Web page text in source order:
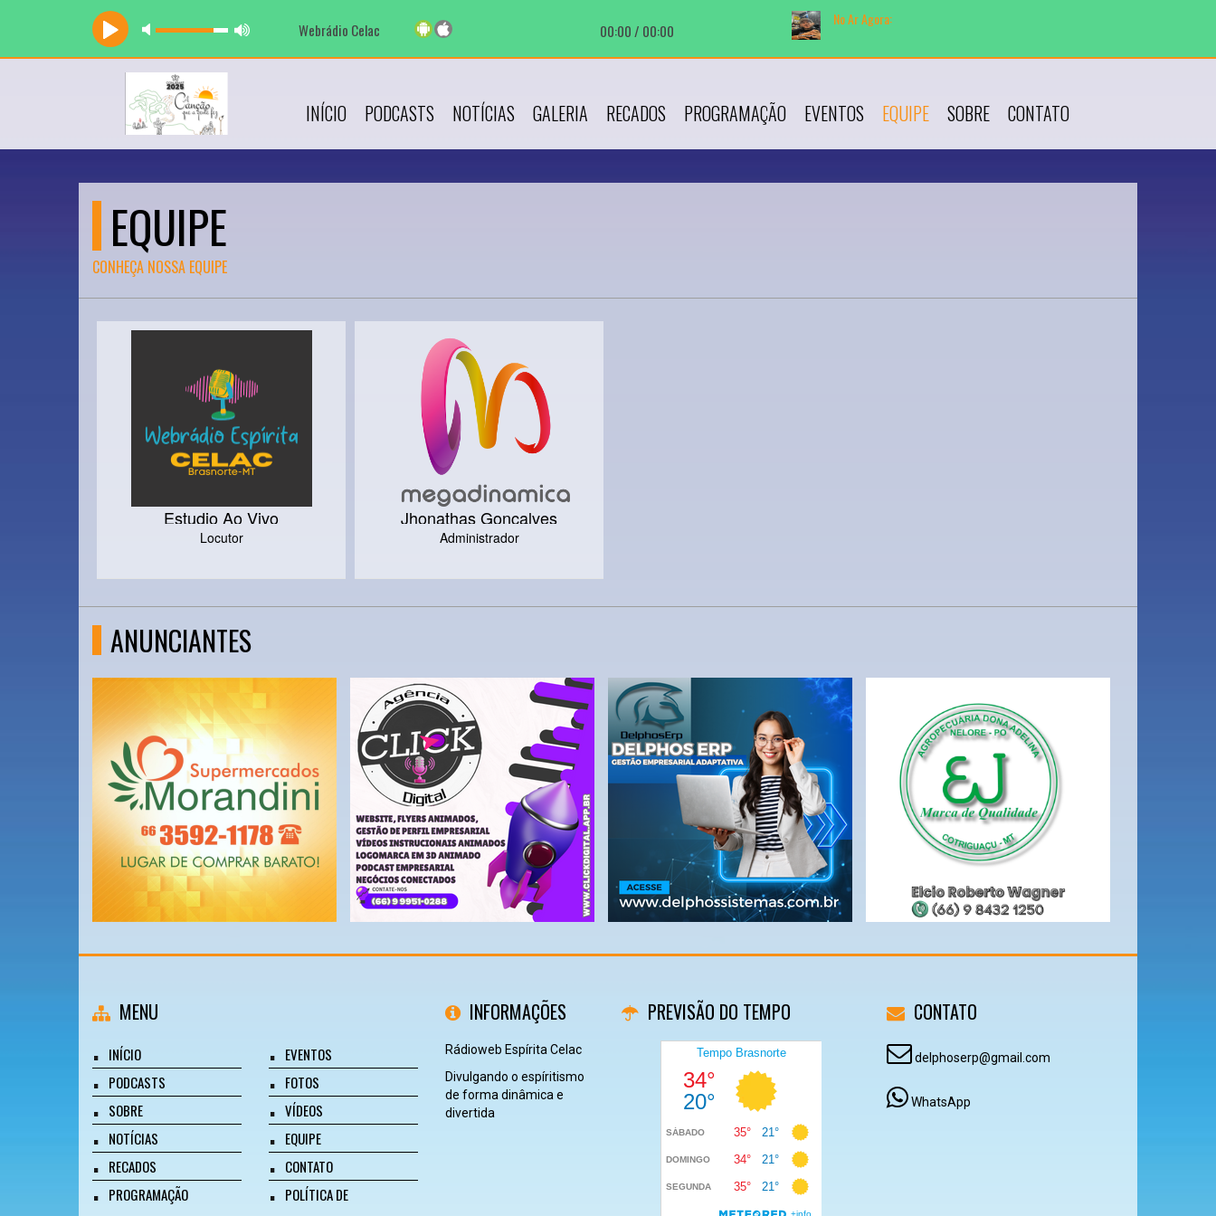
Webrádio Celac 00:00 / 00:00
No Ar Agora:
INÍCIO PODCASTS NOTÍCIAS GALERIA RECADOS PROGRAMAÇÃO EVENTOS EQUIPE SOBRE CONTATO
EQUIPE
CONHEÇA NOSSA EQUIPE
Estudio Ao Vivo
Locutor
Jhonathas Gonçalves
Administrador
ANUNCIANTES
MENU
INÍCIO
PODCASTS
SOBRE
NOTÍCIAS
RECADOS
PROGRAMAÇÃO
EVENTOS
FOTOS
VÍDEOS
EQUIPE
CONTATO
POLÍTICA DE
INFORMAÇÕES
Rádioweb Espírita Celac
Divulgando o espíritismo
de forma dinâmica e
divertida
PREVISÃO DO TEMPO CONTATO
delphoserp@gmail.com
WhatsApp